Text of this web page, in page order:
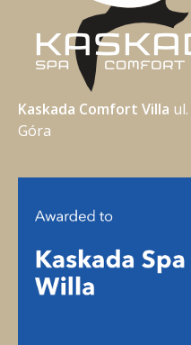
Kaskada Comfort Villa
Góra